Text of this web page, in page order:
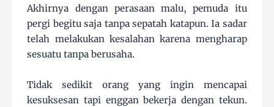
Akhirnya dengan perasaan malu, pemuda itu
pergi begitu saja tanpa sepatah katapun. Ia sadar
telah melakukan kesalahan karena mengharap
sesuatu tanpa berusaha.
Tidak sedikit orang yang ingin mencapai
kesuksesan tapi enggan bekerja dengan tekun.